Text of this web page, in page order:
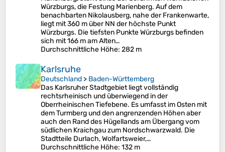
Würzburgs, die Festung Marienberg. Auf dem
benachbarten Nikolausberg, nahe der Frankenwarte,
liegt mit 360 m über NN der höchste Punkt
Würzburgs. Die tiefsten Punkte Würzburgs befinden
sich mit 166 m am Alten…
Durchschnittliche Höhe: 282 m
Karlsruhe
Deutschland > Baden-Württemberg
Das Karlsruher Stadtgebiet liegt vollständig
rechtsrheinisch und überwiegend in der
Oberrheinischen Tiefebene. Es umfasst im Osten mit
dem Turmberg und den angrenzenden Höhen aber
auch den Rand des Hügellands am Übergang vom
südlichen Kraichgau zum Nordschwarzwald. Die
Stadtteile Durlach, Wolfartsweier,…
Durchschnittliche Höhe: 132 m